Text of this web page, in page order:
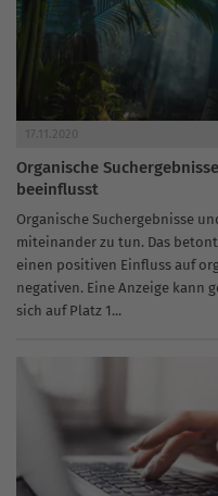
17.11.2020
Organische
beeinflusst
Organische Suchergebnisse
miteinander zu tun. Das
einen positiven Einfluss auf
negativen. Eine Anzeige kann
sich auf Platz 1...